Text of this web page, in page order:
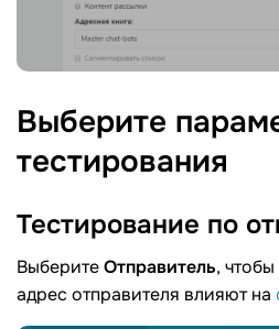
Выберите
тестирования
Тестирование по
ВыберитеОтправитель,
адрес отправителя влияют на